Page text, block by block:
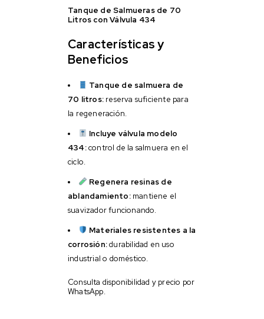
Tanque de Salmueras de 70
Litros con Válvula 434
Características y
Beneficios
Tanque de salmuera de
70 litros: reserva suficiente para
la regeneración.
Incluye válvula modelo
434:control de la salmuera en el
ciclo.
Regenera resinas de
ablandamiento:mantiene el
suavizador funcionando.
Materiales resistentes a la
corrosión:durabilidad en uso
industrial o doméstico.
Consulta disponibilidad y precio por
WhatsApp.